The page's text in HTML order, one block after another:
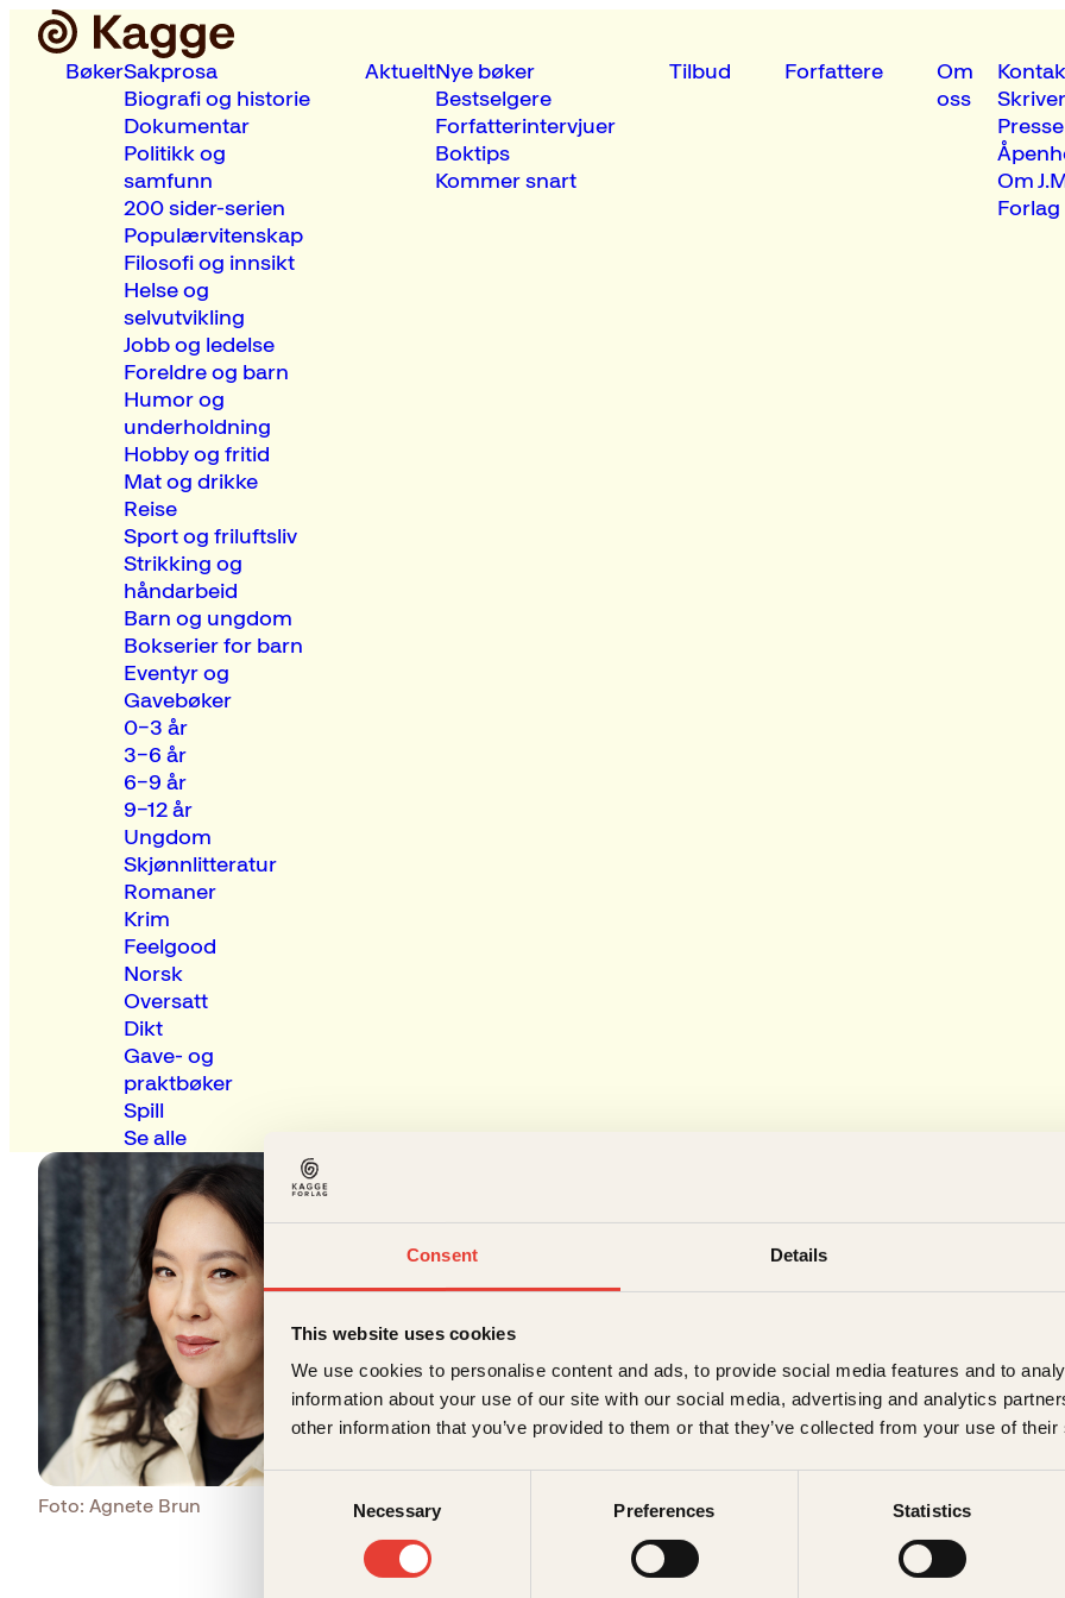
Consent Details
This website uses cookies
We use cookies to personalise content and ads, to provide social media features and to
information about your use of our site with our social media, advertising and analytics
other information that you’ve provided to them or that they’ve collected from your use of
Consent
Necessary Preferences Statistics
BøkerSakprosa
Biografi og historie
Dokumentar
Politikk og
samfunn
200 sider-serien
Populærvitenskap
Filosofi og innsikt
Helse og
selvutvikling
Jobb og ledelse
Foreldre og barn
Humor og
underholdning
Hobby og fritid
Mat og drikke
Reise
Sport og friluftsliv
Strikking og
håndarbeid
Barn og ungdom
Bokserier for barn
Eventyr og
Gavebøker
0–3 år
3–6 år
6–9 år
9–12 år
Ungdom
Skjønnlitteratur
Romaner
Krim
Feelgood
Norsk
Oversatt
Dikt
Gave- og
praktbøker
Spill
Se alle
AktueltNye bøker
Bestselgere
Forfatterintervjuer
Boktips
Kommer snart
Tilbud Forfattere
Om
oss
Presse
Om
Forlag
Foto: Agnete Brun Last ned pressebilder
Sun Heidi Sæbø er forfatter og jobber
Morgenbladet. Hun har mange års
ogKina